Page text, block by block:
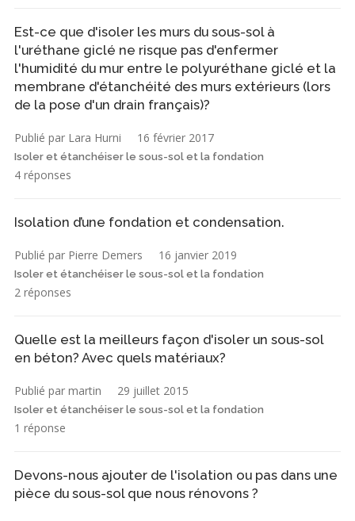
Est-ce que d'isoler les murs du sous-sol à
l'uréthane giclé ne risque pas d'enfermer
l'humidité du mur entre le polyuréthane giclé et la
membrane d'étanchéité des murs extérieurs (lors
de la pose d'un drain français)?
Publié par Lara Hurni 16 février 2017
Isoler et étanchéiser le sous-sol et la fondation
4 réponses
Isolation d’une fondation et condensation.
Publié par Pierre Demers 16 janvier 2019
Isoler et étanchéiser le sous-sol et la fondation
2 réponses
Quelle est la meilleurs façon d'isoler un sous-sol
en béton? Avec quels matériaux?
Publié par martin 29 juillet 2015
Isoler et étanchéiser le sous-sol et la fondation
1 réponse
Devons-nous ajouter de l'isolation ou pas dans une
pièce du sous-sol que nous rénovons ?